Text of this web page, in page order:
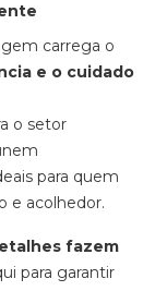
carrega o
e o cuidado
o setor
para quem
e acolhedor.
fazem
para garantir